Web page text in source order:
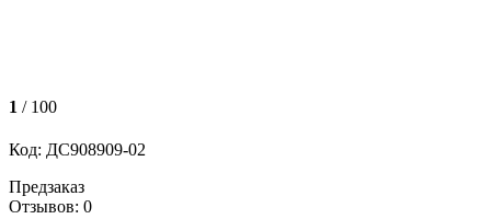
1 / 100
Код: ДС908909-02
Предзаказ
Отзывов: 0